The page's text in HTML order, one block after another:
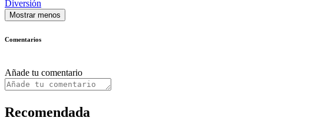
Diversión
Mostrar menos
Comentarios
Añade tu comentario
Recomendada